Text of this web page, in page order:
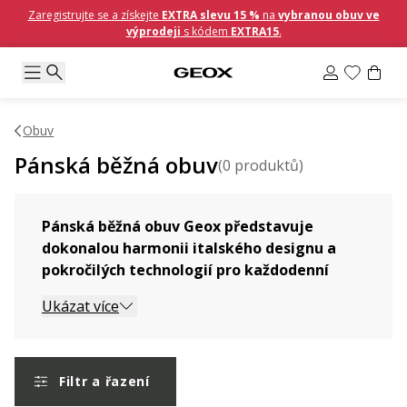
Zaregistrujte se a získejte EXTRA slevu 15 % na vybranou obuv ve
výprodeji s kódem EXTRA15.
Obuv
Pánská běžná obuv(0 produktů)
Pánská běžná obuv Geox představuje
dokonalou harmonii italského designu a
pokročilých technologií pro každodenní
technologiiRespira™
membráně aktivně odvádí vlhkost a reguluje
Ukázat více
Filtr a řazení